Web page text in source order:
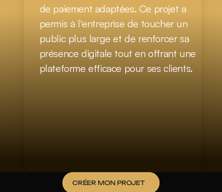
de paiement adaptées. Ce projet a
permis à l'entreprise de toucher un
public plus large et de renforcer sa
présence digitale tout en offrant une
plateforme efficace pour ses clients.
CRÉER MON PROJET